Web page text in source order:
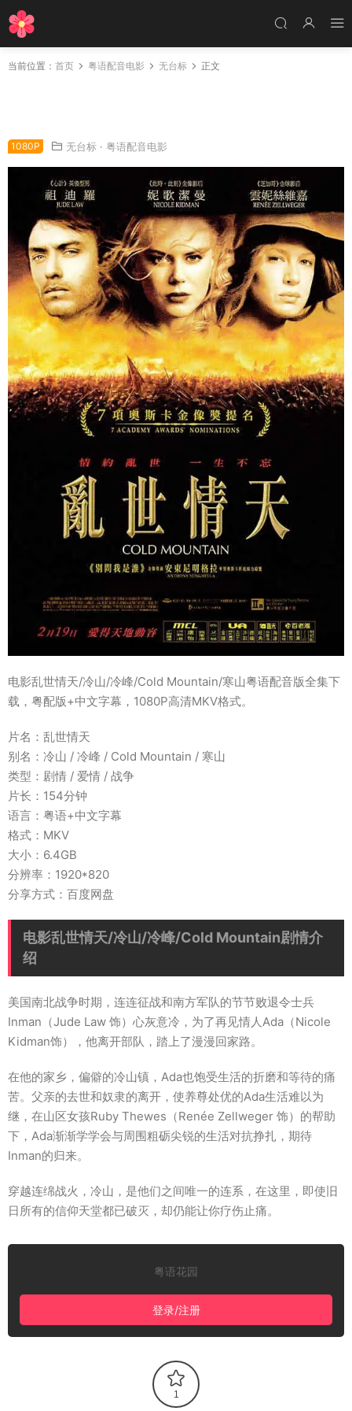
当前位置： 首页 粤语配音电影 无台标 正文
1080P 无台标 · 粤语配音电影
电影乱世情天/冷山/冷峰/Cold Mountain/寒山粤语配音版全集下
载，粤配版+中文字幕，1080P高清MKV格式。
片名：乱世情天
别名：冷山 / 冷峰 / Cold Mountain / 寒山
类型：剧情 / 爱情 / 战争
片长：154分钟
语言：粤语+中文字幕
格式：MKV
大小：6.4GB
分辨率：1920*820
分享方式：百度网盘
电影乱世情天/冷山/冷峰/Cold Mountain剧情介
绍
美国南北战争时期，连连征战和南方军队的节节败退令士兵
Inman（Jude Law 饰）心灰意冷，为了再见情人Ada（Nicole
Kidman饰），他离开部队，踏上了漫漫回家路。
在他的家乡，偏僻的冷山镇，Ada也饱受生活的折磨和等待的痛
苦。父亲的去世和奴隶的离开，使养尊处优的Ada生活难以为
继，在山区女孩Ruby Thewes（Renée Zellweger 饰）的帮助
下，Ada渐渐学学会与周围粗砺尖锐的生活对抗挣扎，期待
Inman的归来。
穿越连绵战火，冷山，是他们之间唯一的连系，在这里，即使旧
日所有的信仰天堂都已破灭，却仍能让你疗伤止痛。
粤语花园
登录/注册
1